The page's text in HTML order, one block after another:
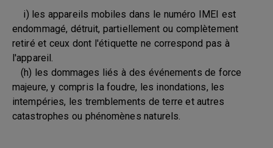
i) les appareils mobiles dans le numéro IMEI est
endommagé, détruit, partiellement ou complètement
retiré et ceux dont l'étiquette ne correspond pas à
l'appareil.
(h) les dommages liés à des événements de force
majeure, y compris la foudre, les inondations, les
intempéries, les tremblements de terre et autres
catastrophes ou phénomènes naturels.